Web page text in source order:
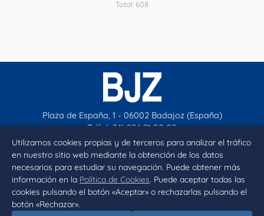
Utilizamos cookies propias y de terceros para analizar el tráfico
en nuestro sitio web mediante la obtención de los datos
necesarios para estudiar su navegación. Puede obtener más
información en la Política de Cookies. Puede aceptar todas las
cookies pulsando el botón «Aceptar» o rechazarlas pulsando el
botón «Rechazar».
Total: 608
Plaza de España, 1 - 06002 Badajoz (España)
Telf. (+34) 924 21 00 00
contacto@aytobadajoz.es
Facebook
X Instagram
YouTube
Inicio Aviso legal